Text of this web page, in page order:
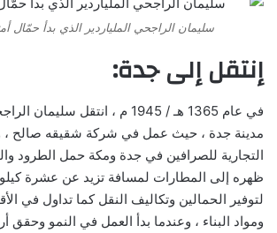
سليمان الراجحي الملياردير الذي بدأ حمّال أمتعة 80
إنتقل إلى جدة:
في عام 1365 هـ / 1945 م ، انتقل
مدينة جدة ، حيث عمل في شركة شقيقه صالح ،
التجارية للصرافين في جدة ومكة حمل الطرود
ظهره إلى المطارات لمسافة تزيد عن عشرة
لتوفير الحمالين وتكاليف النقل كما تداول في
ومواد البناء ، وعندما بدأ العمل في النمو وحقق